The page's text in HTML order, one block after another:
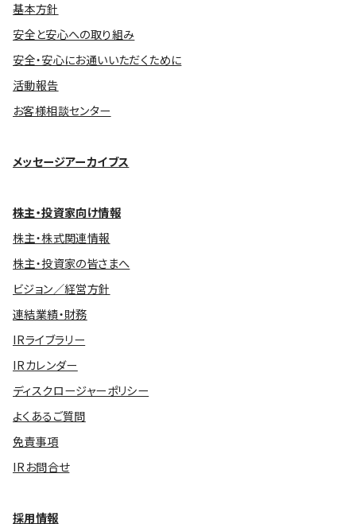
基本方針
安全と安心への取り組み
安全・安心にお通いいただくために
活動報告
お客様相談センター
メッセージアーカイブス
株主・投資家向け情報
株主・株式関連情報
株主・投資家の皆さまへ
ビジョン／経営方針
連結業績・財務
IRライブラリー
IRカレンダー
ディスクロージャーポリシー
よくあるご質問
免責事項
IRお問合せ
採用情報